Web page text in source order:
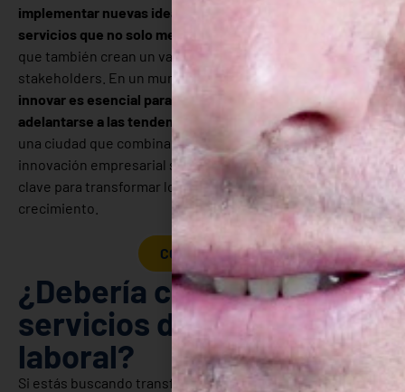
implementar nuevas ideas, procesos, productos o
servicios que no solo mejoran la eficiencia interna
que también crean un valor añadido para los clientes y
stakeholders. En un mundo digitalizado,
innovar es esencial para mantenerse relevante y
adelantarse a las tendencias del mercado. En Valencia,
una ciudad que combina tradición y modernidad, la
innovación empresarial se convierte en una herramienta
clave para transformar los desafíos en oportunidades de
crecimiento.
CONTACTA
¿Debería contratar los
servicios de innovación
laboral?
Si estás buscando transformar tu empresa y mantenerla